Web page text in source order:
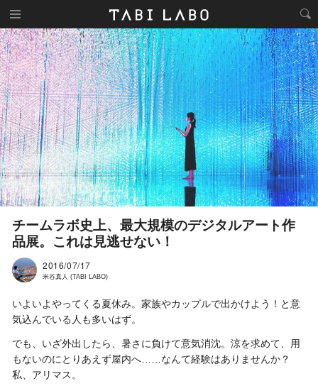
チームラボ史上、最大規模のデジタルアート作
品展。これは見逃せない！
2016/07/17
米谷真人 (TABI LABO)
いよいよやってくる夏休み。家族やカップルで出かけよう！と意
気込んでいる人も多いはず。
でも、いざ外出したら、暑さに負けて意気消沈。涼を求めて、用
もないのにとりあえず屋内へ……なんて経験はありませんか？
私、アリマス。